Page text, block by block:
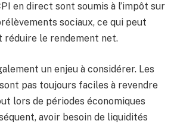
en direct sont soumis à l’impôt sur
sociaux, ce qui peut
réduire le rendement net.
un enjeu à considérer. Les
pas toujours faciles à revendre
lors de périodes économiques
avoir besoin de liquidités